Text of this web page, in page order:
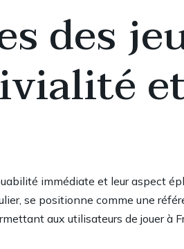
des
immédiate et leur aspect
se positionne comme une
aux utilisateurs de jouer à